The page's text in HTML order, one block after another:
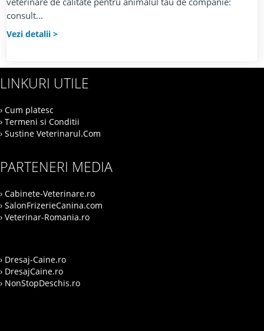
consult...
Vezi detalii
LINKURI UTILE
› Cum platesc
› Termeni si Conditii
› Sustine Veterinarul.Com
PARTENERI MEDIA
› Cabinete-Veterinare.ro
› SalonFrizerieCanina.com
› Veterinar-Romania.ro
› Dresaj-Caine.ro
› DresajCaine.ro
› NonStopDeschis.ro